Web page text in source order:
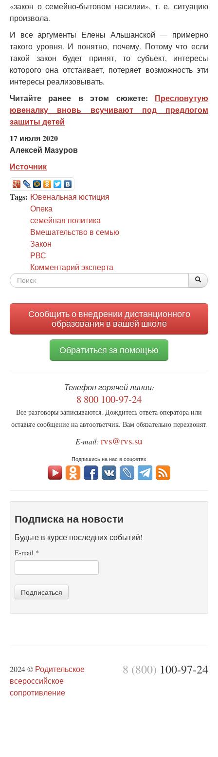
«закон о семейно-бытовом насилии», т. е. ситуацию
произвола.
И все аргументы Елены Альшанской — примерно
такого уровня. И понятно, почему. Потому что если
такой закон будет принят, то субъект, интересы
которого она отстаивает, потеряет возможность эти
интересы реализовывать.
Читайте ранее в этом сюжете: Пресловутую
ювеналку вновь всучивают под предлогом
защиты детей
17 июля 2020
Алексей Мазуров
Источник
Tags: Ювенальная юстиция
Опека
семейная политика
Вмешательство в семью
Закон
РВС
Комментарий эксперта
Форма
Сообщить о внедрении дистанционного
образования в вашей школе
Обратиться за помощью
Телефон горячей линии:
8 800 100-97-24
Все разговоры записываются. Дождитесь ответа оператора или
оставьте сообщение на автоответчик. Вам обязательно перезвонят.
E-mail: rvs@rvs.su
Подпишись на нас в соцсетях
Подписка на новости
Будьте в курсе последних событий!
E-mail *
Подписаться
8 (800) 100-97-24
2024 © Родительское
всероссийское
сопротивление